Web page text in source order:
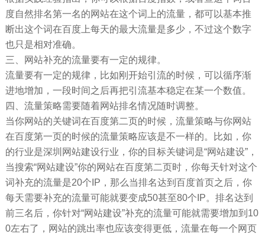
度自然排名第一名的网站在这个词上的流量，都可以基本推
断出这个词在百度上每天的最大流量是多少，不过这个数字
也只是相对准确。
三、网站补充的流量要有一定的规律。
流量要有一定的规律，比如刚开始引流的时候，可以循序渐
进地增加，一段时间之后再把引流基本稳定在某一个数值。
四、流量策略需要随着网站排名情况随时调整。
当你网站的关键词在百度第二页的时候，流量策略与你网站
在百度第一页的时候的流量策略应该是不一样的。比如，你
的行业是深圳网站建设行业，你的目标关键词是“网站建设”，
当搜索“网站建设”你的网站在百度第二页时，你每天针对这个
词补充的流量是20个IP，那么当排名达到百度首页之后，你
每天需要补充的流量可能就要变成50甚至80个IP。排名达到
前三名后，你针对“网站建设”补充的流量可能就需要增加到10
0左右了，网站的跳出率也应该变得更低，流量在每一个网页